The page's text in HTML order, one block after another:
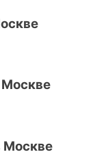
Москве
Москве